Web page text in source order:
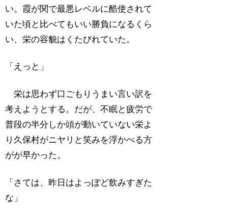
い。霞が関で最悪レベルに酷使されて
いた頃と比べてもいい勝負になるくら
い、栄の容貌はくたびれていた。
「えっと」
栄は思わず口ごもりうまい言い訳を
考えようとする。だが、不眠と疲労で
普段の半分しか頭が動いていない栄よ
り久保村がニヤリと笑みを浮かべる方
がが早かった。
「さては、昨日はよっぽど飲みすぎた
な」